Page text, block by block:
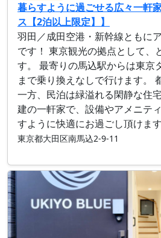
暮らすように過ごせる広々一軒
ス【2泊以上限定】】
羽田／成田空港・新幹線ともに
です！ 東京観光の拠点として、
す。 最寄りの馬込駅からは東京
まで乗り換えなしで行けます。
一方、民泊は緑溢れる閑静な住
建の一軒家で、設備やアメニテ
すように快適にお過ごし頂けます
東京都大田区南馬込2-9-11